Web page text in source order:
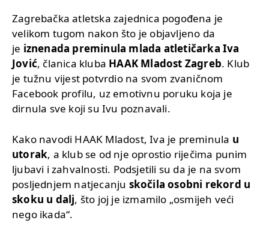
Zagrebačka atletska zajednica pogođena je
velikom tugom nakon što je objavljeno da
je iznenada preminula mlada atletičarka Iva
Jović, članica kluba HAAK Mladost Zagreb. Klub
je tužnu vijest potvrdio na svom zvaničnom
Facebook profilu, uz emotivnu poruku koja je
dirnula sve koji su Ivu poznavali.
Kako navodi HAAK Mladost, Iva je preminula u
utorak, a klub se od nje oprostio riječima punim
ljubavi i zahvalnosti. Podsjetili su da je na svom
posljednjem natjecanju skočila osobni rekord u
skoku u dalj, što joj je izmamilo „osmijeh veći
nego ikada“.